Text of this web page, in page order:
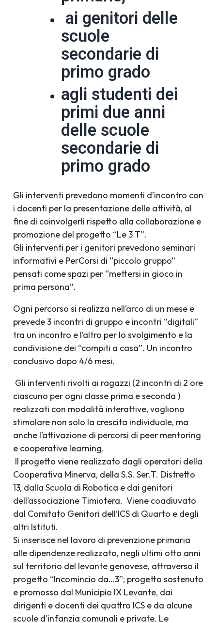
ai genitori delle
scuole
secondarie di
primo grado
agli studenti dei
primi due anni
delle scuole
secondarie di
primo grado
Gli interventi prevedono momenti d’incontro con
i docenti per la presentazione delle attività, al
fine di coinvolgerli rispetto alla collaborazione e
promozione del progetto “Le 3 T”.
Gli interventi per i genitori prevedono seminari
informativi e PerCorsi di “piccolo gruppo”
pensati come spazi per “mettersi in gioco in
prima persona”.
Ogni percorso si realizza nell’arco di un mese e
prevede 3 incontri di gruppo e incontri “digitali”
tra un incontro e l’altro per lo svolgimento e la
condivisione dei “compiti a casa”. Un incontro
conclusivo dopo 4/6 mesi.
Gli interventi rivolti ai ragazzi (2 incontri di 2 ore
ciascuno per ogni classe prima e seconda )
realizzati con modalità interattive, vogliono
stimolare non solo la crescita individuale, ma
anche l’attivazione di percorsi di peer mentoring
e cooperative learning.
Il progetto viene realizzato dagli operatori della
Cooperativa Minerva, della S.S. Ser.T. Distretto
13, dalla Scuola di Robotica e dai genitori
dell’associazione Timiotera. Viene coadiuvato
dal Comitato Genitori dell’ICS di Quarto e degli
altri Istituti.
Si inserisce nel lavoro di prevenzione primaria
alle dipendenze realizzato, negli ultimi otto anni
sul territorio del levante genovese, attraverso il
progetto “Incomincio da…3”; progetto sostenuto
e promosso dal Municipio IX Levante, dai
dirigenti e docenti dei quattro ICS e da alcune
scuole d’infanzia comunali e private. Le